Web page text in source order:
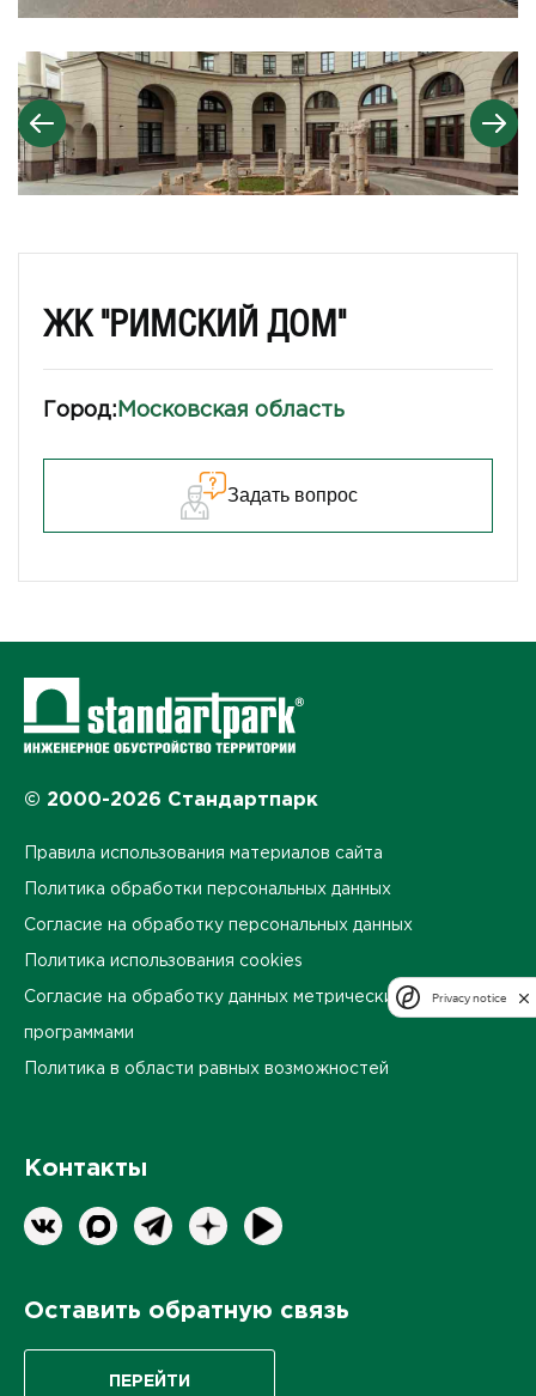
ЖК "РИМСКИЙ ДОМ"
Город: Московская область
Задать вопрос
© 2000-2026 Стандартпарк
Правила использования материалов сайта
Политика обработки персональных данных
Согласие на обработку персональных данных
Политика использования cookies
Согласие на обработку данных метрическими
программами
Политика в области равных возможностей
Контакты
Оставить обратную связь
ПЕРЕЙТИ
Privacy notice